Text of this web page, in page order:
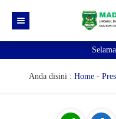
Berita
Profil Madrasah
Anda disini : Home -